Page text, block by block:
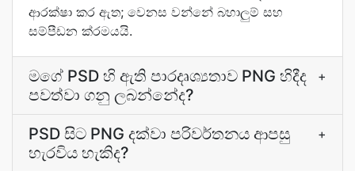
ආරක්ෂා කර ඇත; වෙනස වන්නේ බහාලුම් සහ
සම්පීඩන ක්රමයයි.
මගේ PSD හි ඇති පාරදෘශ්‍යතාව PNG හිදීද
පවත්වා ගනු ලබන්නේද?
+
PSD සිට PNG දක්වා පරිවර්තනය ආපසු
හැරවිය හැකිද?
+